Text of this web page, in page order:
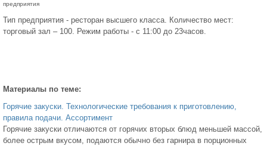
предприятия
Тип предприятия - ресторан высшего класса. Количество мест:
торговый зал – 100. Режим работы - с 11:00 до 23часов.
Материалы по теме:
Горячие закуски. Технологические требования к приготовлению,
правила подачи. Ассортимент
Горячие закуски отличаются от горячих вторых блюд меньшей массой,
более острым вкусом, подаются обычно без гарнира в порционных